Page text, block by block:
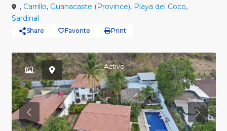
, Carrillo, Guanacaste (Province), Playa del Coco,
Sardinal
Share Favorite Print
Active
Previous